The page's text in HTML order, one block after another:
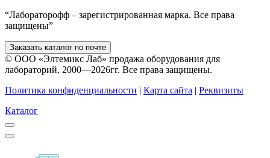
“Лабораторофф – зарегистрированная марка. Все права
защищены”
Заказать каталог по почте
© ООО «Элтемикс Лаб» продажа оборудования для
лабораторий, 2000—2026гг. Все права защищены.
Политика конфиденциальности | Карта сайта | Реквизиты
Каталог